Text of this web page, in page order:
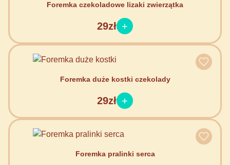
Foremka czekoladowe lizaki zwierzątka
29zł
Foremka duże kostki czekolady
29zł
Foremka pralinki serca